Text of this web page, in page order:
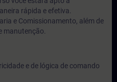
rápida e efetiva.
e Comissionamento, além de
manutenção.
e de lógica de comando